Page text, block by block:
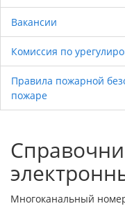
Вакансии
Комиссия по
Правила пожарной
пожаре
Многоканальный